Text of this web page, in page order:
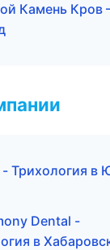
Камень Кров
- Трихология в
Dental -
в